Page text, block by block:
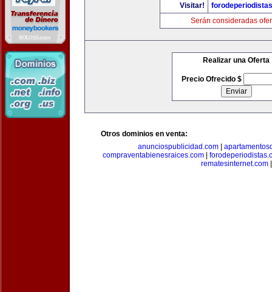
Visitar!
Serán consideradas
Realizar una Oferta
Precio Ofrecido $
Otros dominios en venta:
anunciospublicidad.com|
compraventabienesraices.com
rematesinternet.com|